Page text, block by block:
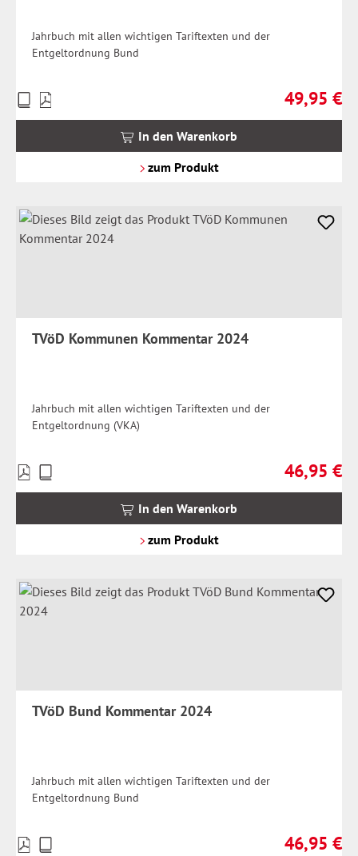
Jahrbuch mit allen wichtigen Tariftexten und der
Entgeltordnung Bund
Regulärer
49,95 €
Preise
inkl.
In den Warenkorb
zum Produkt
TVöD Kommunen Kommentar 2024
Jahrbuch mit allen wichtigen Tariftexten und der
Entgeltordnung (VKA)
Regulärer
46,95 €
Preise
inkl.
In den Warenkorb
zum Produkt
TVöD Bund Kommentar 2024
Jahrbuch mit allen wichtigen Tariftexten und der
Entgeltordnung Bund
Regulärer
46,95 €
Preise